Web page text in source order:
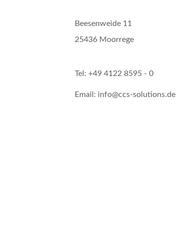
Beesenweide 11
25436 Moorrege
Tel: +49 4122 8595 - 0
Email: info@ccs-solutions.de